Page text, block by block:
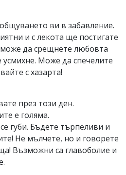
ви в забавление.
и с лекота ще постигате
да срещнете любовта
усмихне. Може да спечелите
с хазарта!
през този ден.
е голяма.
губи. Бъдете търпеливи и
Не мълчете, но и говорете
Възможни са главоболие и